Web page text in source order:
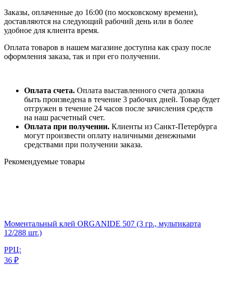
Заказы, оплаченные до 16:00 (по московскому времени),
доставляются на следующий рабочий день или в более
удобное для клиента время.
Оплата товаров в нашем магазине доступна как сразу после
оформления заказа, так и при его получении.
Оплата счета. Оплата выставленного счета должна
быть произведена в течение 3 рабочих дней. Товар будет
отгружен в течение 24 часов после зачисления средств
на наш расчетный счет.
Оплата при получении. Клиенты из Санкт-Петербурга
могут произвести оплату наличными денежными
средствами при получении заказа.
Рекомендуемые товары
Моментальный клей ORGANIDE 507 (3 гр., мультикарта
12/288 шт.)
РРЦ:
36 ₽